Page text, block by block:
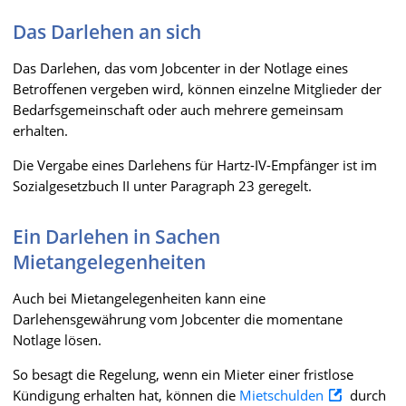
Das Darlehen an sich
Das Darlehen, das vom Jobcenter in der Notlage eines
Betroffenen vergeben wird, können einzelne Mitglieder der
Bedarfsgemeinschaft oder auch mehrere gemeinsam
erhalten.
Die Vergabe eines Darlehens für Hartz-IV-Empfänger ist im
Sozialgesetzbuch II unter Paragraph 23 geregelt.
Ein Darlehen in Sachen
Mietangelegenheiten
Auch bei Mietangelegenheiten kann eine
Darlehensgewährung vom Jobcenter die momentane
Notlage lösen.
So besagt die Regelung, wenn ein Mieter einer fristlose
Kündigung erhalten hat, können die Mietschulden
durch